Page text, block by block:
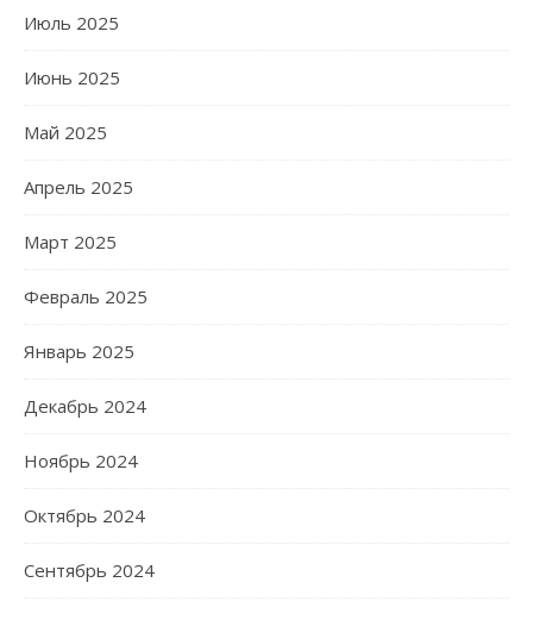
Июль 2025
Июнь 2025
Май 2025
Апрель 2025
Март 2025
Февраль 2025
Январь 2025
Декабрь 2024
Ноябрь 2024
Октябрь 2024
Сентябрь 2024